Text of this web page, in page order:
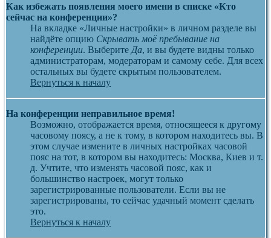
Как избежать появления моего имени в списке «Кто
сейчас на конференции»?
На вкладке «Личные настройки» в личном разделе вы
найдёте опцию Скрывать моё пребывание на
конференции. Выберите Да, и вы будете видны только
администраторам, модераторам и самому себе. Для всех
остальных вы будете скрытым пользователем.
Вернуться к началу
На конференции неправильное время!
Возможно, отображается время, относящееся к другому
часовому поясу, а не к тому, в котором находитесь вы. В
этом случае измените в личных настройках часовой
пояс на тот, в котором вы находитесь: Москва, Киев и т.
д. Учтите, что изменять часовой пояс, как и
большинство настроек, могут только
зарегистрированные пользователи. Если вы не
зарегистрированы, то сейчас удачный момент сделать
это.
Вернуться к началу